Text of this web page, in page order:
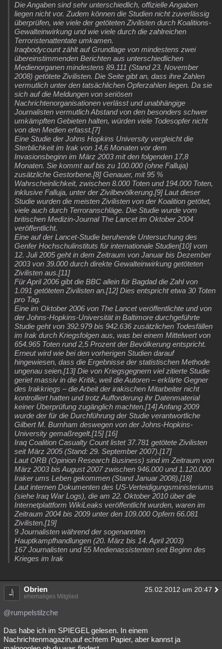
Die Angaben sind sehr unterschiedlich, offizielle Angaben
liegen nicht vor. Zudem können die Studien nicht zuverlässig
überprüfen, wie viele der getöteten Zivilisten durch Koalitions-
Gewalteinwirkung und wie viele durch die zahlreichen
Terroristenattentate umkamen.
Iraqbodycount zählt auf Grundlage von mindestens zwei
übereinstimmenden Berichten aus unterschiedlichen
Medienorganen mindestens 89.111 (Stand 23. November
2008) getötete Zivilisten. Die Seite gibt an, dass ihre Zahlen
vermutlich unter den tatsächlichen Opferzahlen liegen. Da sie
sich auf die Meldungen von seriösen
Nachrichtenorganisationen verlässt und unabhängige
Journalisten vermutlich Abstand von den besonders schwer
umkämpften Gebieten halten, würden viele Todesopfer nicht
von den Medien erfasst.[7]
Eine Studie der Johns Hopkins University vergleicht die
Sterblichkeit im Irak von 14,6 Monaten vor dem
Invasionsbeginn im März 2003 mit den folgenden 17,8
Monaten. Sie kommt auf bis zu 100.000 (ohne Falluja)
zusätzliche Gestorbene.[8] Genauer, mit 95 %
Wahrscheinlichkeit, zwischen 8.000 Toten und 194.000 Toten,
inklusive Falluja, unter der Zivilbevölkerung.[9] Laut dieser
Studie wurden die meisten Zivilisten von der Koalition getötet,
viele auch durch Terroranschläge. Die Studie wurde vom
britischen Medizin-Journal The Lancet im Oktober 2004
veröffentlicht.
Eine auf der Lancet-Studie beruhende Untersuchung des
Genfer Hochschulinstituts für internationale Studien[10] vom
12. Juli 2005 geht in dem Zeitraum von Januar bis Dezember
2003 von 39.000 durch direkte Gewalteinwirkung getöteten
Zivilisten aus.[11]
Für April 2006 gibt die BBC allein für Bagdad die Zahl von
1.091 getöteten Zivilisten an.[12] Dies entspricht etwa 30 Toten
pro Tag.
Eine im Oktober 2006 von The Lancet veröffentlichte und von
der Johns-Hopkins-Universität in Baltimore durchgeführte
Studie geht von 392.979 bis 942.636 zusätzlichen Todesfällen
im Irak durch Kriegsfolgen aus, was bei einem Mittelwert von
654.965 Toten rund 2,5 Prozent der Bevölkerung entspricht.
Erneut wird wie bei den vorherigen Studien darauf
hingewiesen, dass die Ergebnisse der statistischen Methode
ungenau seien.[13] Die von Kriegsgegnern viel zitierte Studie
geriet massiv in die Kritik, weil die Autoren – erklärte Gegner
des Irakkriegs – die Arbeit der irakischen Mitarbeiter nicht
kontrolliert hatten und trotz Aufforderung ihr Datenmaterial
keiner Überprüfung zugänglich machten.[14] Anfang 2009
wurde der für die Durchführung der Studie verantwortliche
Gilbert M. Burnham deswegen von der Johns-Hopkins-
University gemaßregelt.[15] [16]
Iraq Coalition Casualty Count listet 37.781 getötete Zivilisten
seit März 2005 (Stand: 29. September 2007).[17]
Laut ORB (Opinion Research Business) sind im Zeitraum von
März 2003 bis August 2007 zwischen 946.000 und 1.120.000
Iraker ums Leben gekommen (Stand Januar 2008).[18]
Laut internen Dokumenten des US-Verteidigungsministeriums
(siehe Iraq War Logs), die am 22. Oktober 2010 über die
Internetplattform WikiLeaks veröffentlicht wurden, waren im
Zeitraum 2004 bis 2009 unter den 109.000 Opfern 66.081
Zivilisten.[19]
9 Journalisten während der sogenannten
Hauptkampfhandlungen (20. März bis 14. April 2003)
167 Journalisten und 55 Medienassistenten seit Beginn des
Krieges im Irak
Obrien 25.02.2012 um 20:47
ehemaliges Mitglied
@rumpelstilzche
Das habe ich im SPIEGEL gelesen. In einem
Nachrichtenmagazin,auf echtem Papier, aber kannst ja